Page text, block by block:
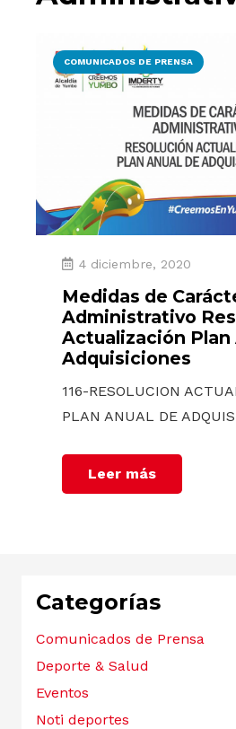
COMUNICADOS DE PRENSA
4 diciembre, 2020
Medidas de
Administrativo
Actualización Plan
Adquisiciones
116-RESOLUCION
PLAN ANUAL DE
Leer más
Categorías
Comunicados de Prensa
Deporte & Salud
Eventos
Noti deportes